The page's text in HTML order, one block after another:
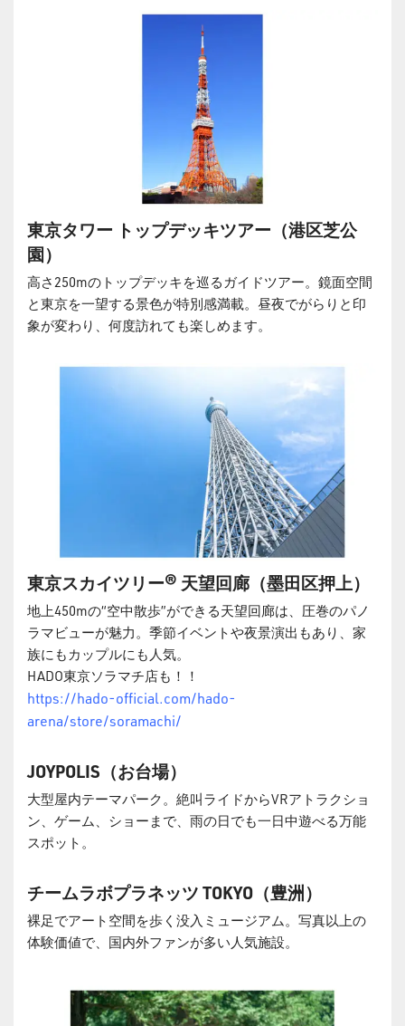
東京タワー トップデッキツアー（港区芝公
園）
高さ250mのトップデッキを巡るガイドツアー。鏡面空間
と東京を一望する景色が特別感満載。昼夜でがらりと印
象が変わり、何度訪れても楽しめます。
東京スカイツリー® 天望回廊（墨田区押上）
地上450mの“空中散歩”ができる天望回廊は、圧巻のパノ
ラマビューが魅力。季節イベントや夜景演出もあり、家
族にもカップルにも人気。
HADO東京ソラマチ店も！！
https://hado-official.com/hado-
arena/store/soramachi/
JOYPOLIS （お台場）
大型屋内テーマパーク。絶叫ライドからVRアトラクショ
ン、ゲーム、ショーまで、雨の日でも一日中遊べる万能
スポット。
チームラボプラネッツ TOKYO（豊洲）
裸足でアート空間を歩く没入ミュージアム。写真以上の
体験価値で、国内外ファンが多い人気施設。